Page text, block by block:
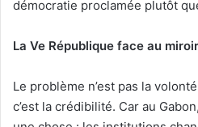
démocratie proclamée plutôt
La Ve République face au miroir
Le problème n’est pas la
c’est la crédibilité. Car au